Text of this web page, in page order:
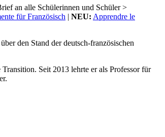
an alle Schülerinnen und Schüler >
für Französisch | NEU: Apprendre le
den Stand der deutsch-französischen
Seit 2013 lehrte er als Professor für